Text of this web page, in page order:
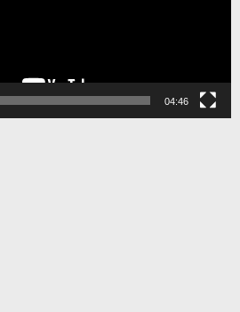
04:46